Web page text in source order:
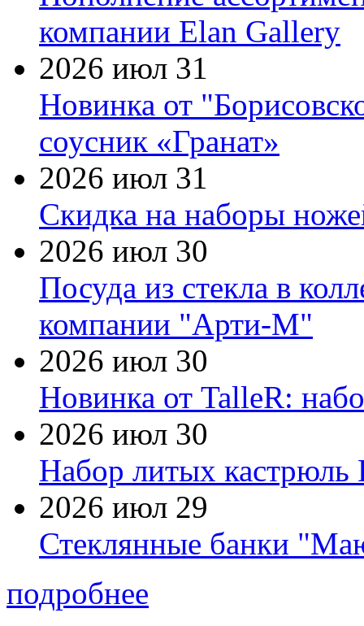
компании Elan Gallery
2026 июл 31
Новинка от
соусник «Гранат»
2026 июл 31
Скидка на наборы
2026 июл 30
Посуда из стекла в
компании "Арти-М"
2026 июл 30
Новинка от TalleR:
2026 июл 30
Набор литых кастрюль
2026 июл 29
Стеклянные банки
подробнее